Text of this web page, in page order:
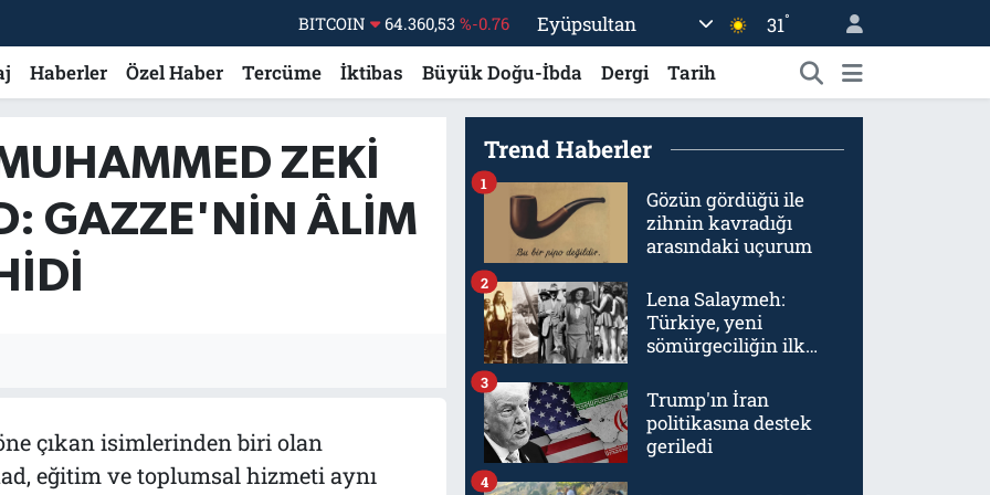
BITCOIN 64.360,53 %-0.76
DOLAR
47,7069 %0.17
EURO
55,0265 %0.01
STERLİN
GRAM ALTIN
%2.12
BİST100
Eyüpsultan 31°
Haberler Özel Haber Tercüme İktibas Büyük Doğu-İbda Dergi Tarih
ZEKI
GAZZE'NIN ÂLIM
çıkan isimlerinden biri olan
eğitim ve toplumsal hizmeti aynı
Trend Haberler
Gözün gördüğü ile
zihnin kavradığı
arasındaki uçurum
1
Lena Salaymeh:
Türkiye, yeni
sömürgeciliğin ilk
2
Trump'ın İran
politikasına destek
geriledi
3
4